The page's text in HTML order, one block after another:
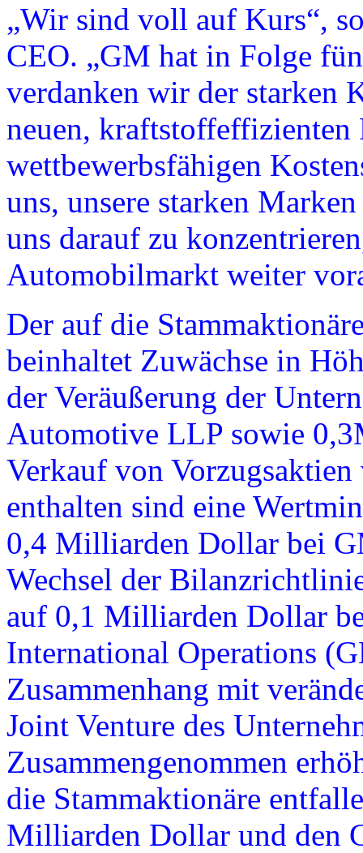
„Wir sind voll auf Kurs“,
CEO. „GM hat in Folge
verdanken wir der starken
neuen, kraftstoffeffizienten
wettbewerbsfähigen
uns, unsere starken
uns darauf zu
Automobilmarkt weiter
Der auf die
beinhaltet Zuwächse in
der Veräußerung der
Automotive LLP sowie
Verkauf von
enthalten sind eine
0,4 Milliarden Dollar bei
Wechsel der
auf 0,1 Milliarden Dollar
International Operations
Zusammenhang mit
Joint Venture des
Zusammengenommen
die Stammaktionäre
Milliarden Dollar und den